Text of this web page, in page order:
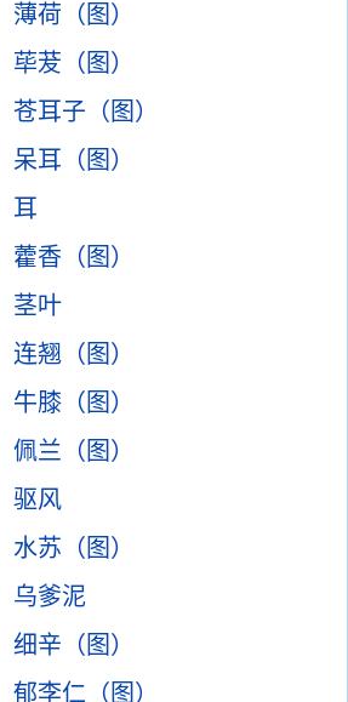
薄荷（图）
荜茇（图）
苍耳子（图）
呆耳（图）
耳
藿香（图）
茎叶
连翘（图）
牛膝（图）
佩兰（图）
驱风
水苏（图）
乌爹泥
细辛（图）
郁李仁（图）